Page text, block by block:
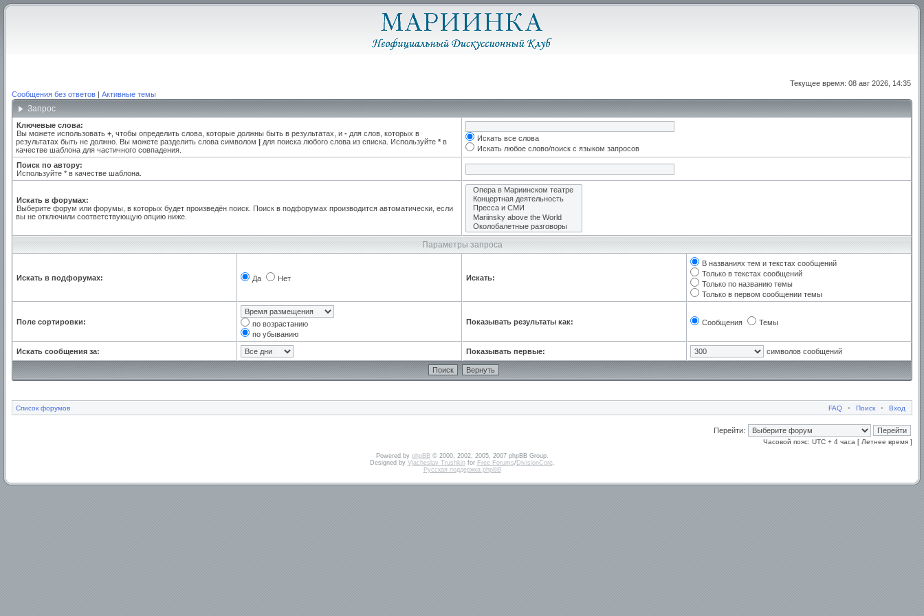
Текущее время: 08 авг 2026, 14:35
Сообщения без ответов | Активные темы
Запрос
Ключевые слова:
Вы можете использовать + , чтобы определить слова, которые должны быть в результатах, и - для слов, которых в
результатах быть не должно. Вы можете разделить слова символом | для поиска любого слова из списка. Используйте * в
качестве шаблона для частичного совпадения.
Искать все слова
Искать любое слово/поиск с языком запросов
Поиск по автору:
Используйте * в качестве шаблона.
Искать в форумах:
Выберите форум или форумы, в которых будет произведён поиск. Поиск в подфорумах производится автоматически, если
вы не отключили соответствующую опцию ниже.
Параметры запроса
Искать в подфорумах: Да Нет Искать:
В названиях тем и текстах сообщений
Только в текстах сообщений
Только по названию темы
Только в первом сообщении темы
Поле сортировки:
по возрастанию
по убыванию
Показывать результаты как: Сообщения Темы
Искать сообщения за: Показывать первые: символов сообщений
Список форумов FAQ • Поиск • Вход
Перейти:
Часовой пояс: UTC + 4 часа [ Летнее время ]
Powered by phpBB© 2000, 2002, 2005, 2007 phpBB Group.
Designed by Vjacheslav Trushkinfor Free Forums/DivisionCore.
Русская поддержка phpBB